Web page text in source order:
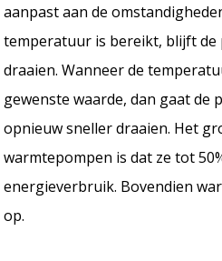
aanpast aan de
temperatuur is bereikt, blijft de
draaien. Wanneer de
gewenste waarde, dan gaat de
opnieuw sneller draaien. Het
warmtepompen is dat ze tot
energieverbruik. Bovendien
op.